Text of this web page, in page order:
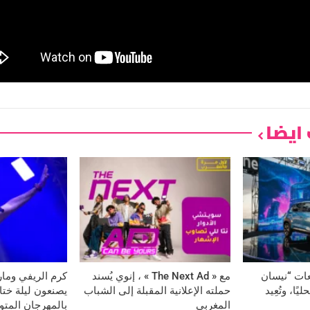
“نيسان
وتُعِيد
مع « The Next Ad » ، إنوي يُسند
حملته الإعلانية المقبلة إلى الشباب
المغربي
كرم الريفي
يصنعون ليلة
بالمهرجان